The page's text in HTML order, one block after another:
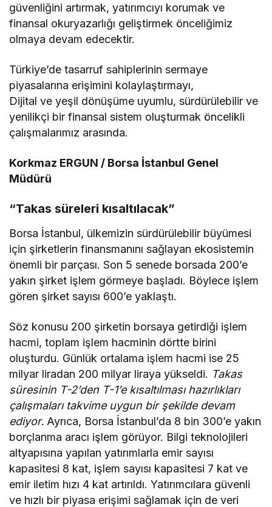
güvenliğini artırmak, yatırımcıyı korumak ve
finansal okuryazarlığı geliştirmek önceliğimiz
olmaya devam edecektir.
Türkiye’de tasarruf sahiplerinin sermaye
piyasalarına erişimini kolaylaştırmayı,
Dijital ve yeşil dönüşüme uyumlu, sürdürülebilir ve
yenilikçi bir finansal sistem oluşturmak öncelikli
çalışmalarımız arasında.
Korkmaz ERGUN / Borsa İstanbul Genel
Müdürü
“Takas süreleri kısaltılacak”
Borsa İstanbul, ülkemizin sürdürülebilir büyümesi
için şirketlerin finansmanını sağlayan ekosistemin
önemli bir parçası. Son 5 senede borsada 200’e
yakın şirket işlem görmeye başladı. Böylece işlem
gören şirket sayısı 600’e yaklaştı.
Söz konusu 200 şirketin borsaya getirdiği işlem
hacmi, toplam işlem hacminin dörtte birini
oluşturdu. Günlük ortalama işlem hacmi ise 25
milyar liradan 200 milyar liraya yükseldi. Takas
süresinin T-2’den T-1’e kısaltılması hazırlıkları
çalışmaları takvime uygun bir şekilde devam
ediyor. Ayrıca, Borsa İstanbul’da 8 bin 300’e yakın
borçlanma aracı işlem görüyor. Bilgi teknolojileri
altyapısına yapılan yatırımlarla emir sayısı
kapasitesi 8 kat, işlem sayısı kapasitesi 7 kat ve
emir iletim hızı 4 kat artırıldı. Yatırımcılara güvenli
ve hızlı bir piyasa erişimi sağlamak için de veri